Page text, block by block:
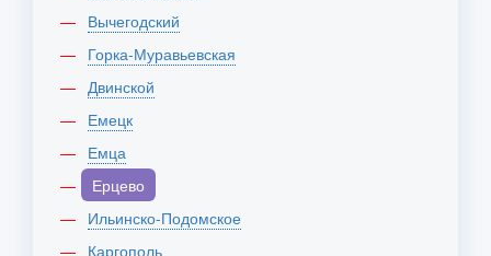
Вычегодский
Горка-Муравьевская
Двинской
Емецк
Емца
Ерцево
Ильинско-Подомское
Каргополь